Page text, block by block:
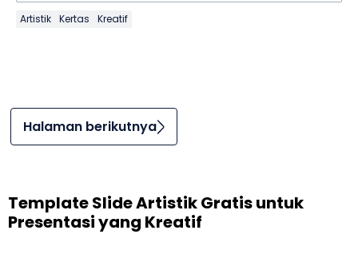
Artistik Kertas Kreatif
Halaman berikutnya
Template Slide Artistik Gratis untuk
Presentasi yang Kreatif